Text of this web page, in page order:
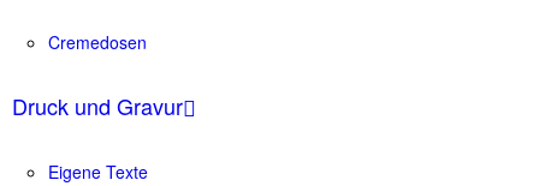
Cremedosen
Druck und Gravur
Eigene Texte